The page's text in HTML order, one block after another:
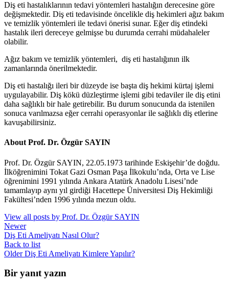
Diş eti hastalıklarının tedavi yöntemleri hastalığın derecesine göre
değişmektedir. Diş eti tedavisinde öncelikle diş hekimleri ağız bakım
ve temizlik yöntemleri ile tedavi önerisi sunar. Eğer diş etindeki
hastalık ileri dereceye gelmişse bu durumda cerrahi müdahaleler
olabilir.
Ağız bakım ve temizlik yöntemleri, diş eti hastalığının ilk
zamanlarında önerilmektedir.
Diş eti hastalığı ileri bir düzeyde ise başta diş hekimi kürtaj işlemi
uygulayabilir. Diş kökü düzleştirme işlemi gibi tedaviler ile diş etini
daha sağlıklı bir hale getirebilir. Bu durum sonucunda da istenilen
sonuca varılmazsa eğer cerrahi operasyonlar ile sağlıklı diş etlerine
kavuşabilirsiniz.
About Prof. Dr. Özgür SAYIN
Prof. Dr. Özgür SAYIN, 22.05.1973 tarihinde Eskişehir’de doğdu.
İlköğrenimini Tokat Gazi Osman Paşa İlkokulu’nda, Orta ve Lise
öğrenimini 1991 yılında Ankara Atatürk Anadolu Lisesi’nde
tamamlayıp aynı yıl girdiği Hacettepe Üniversitesi Diş Hekimliği
Fakültesi’nden 1996 yılında mezun oldu.
View all posts by Prof. Dr. Özgür SAYIN
Newer
Diş Eti Ameliyatı Nasıl Olur?
Back to list
Older Diş Eti Ameliyatı Kimlere Yapılır?
Bir yanıt yazın